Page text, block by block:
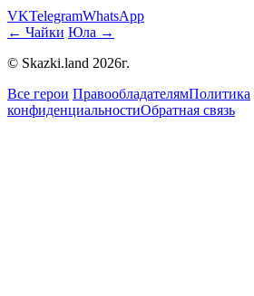
VKTelegramWhatsApp
← Чайки Юла →
© Skazki.land 2026г.
Все герои ПравообладателямПолитика
конфиденциальностиОбратная связь